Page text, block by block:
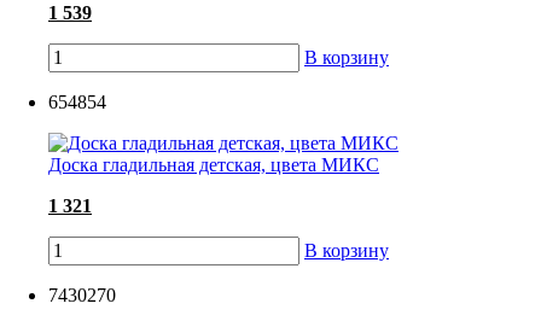
1 539
В корзину
654854
Доска гладильная детская, цвета МИКС
1 321
В корзину
7430270